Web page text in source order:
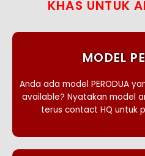
KHAS UNTUK
MODEL
Anda ada model PERODUA
available? Nyatakan model
terus contact HQ untuk